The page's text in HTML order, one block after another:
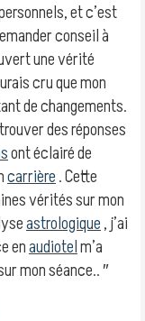
et c’est
conseil à
une vérité
cru que mon
de changements.
des réponses
ont éclairé de
carrière. Cette
vérités sur mon
astrologique, j’ai
enaudiotelm’a
mon séance.. ″